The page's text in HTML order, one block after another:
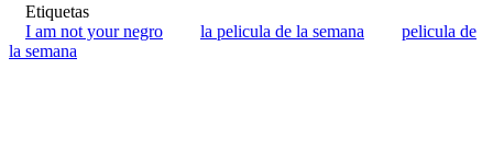
Etiquetas
I am not your negro
la pelicula de la semana
pelicula de
la semana